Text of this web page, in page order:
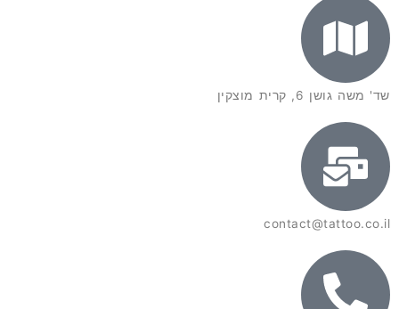
שד' משה גושן 6, קרית מוצקין
contact@tattoo.co.il